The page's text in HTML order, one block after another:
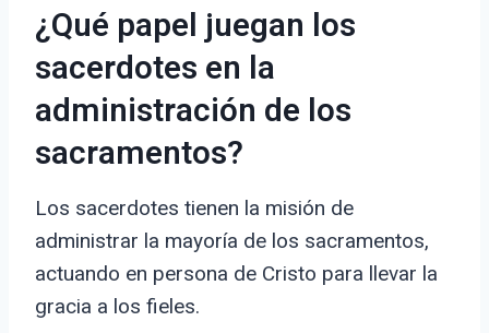
¿Qué papel juegan los
sacerdotes en la
administración de los
sacramentos?
Los sacerdotes tienen la misión de
administrar la mayoría de los sacramentos,
actuando en persona de Cristo para llevar la
gracia a los fieles.